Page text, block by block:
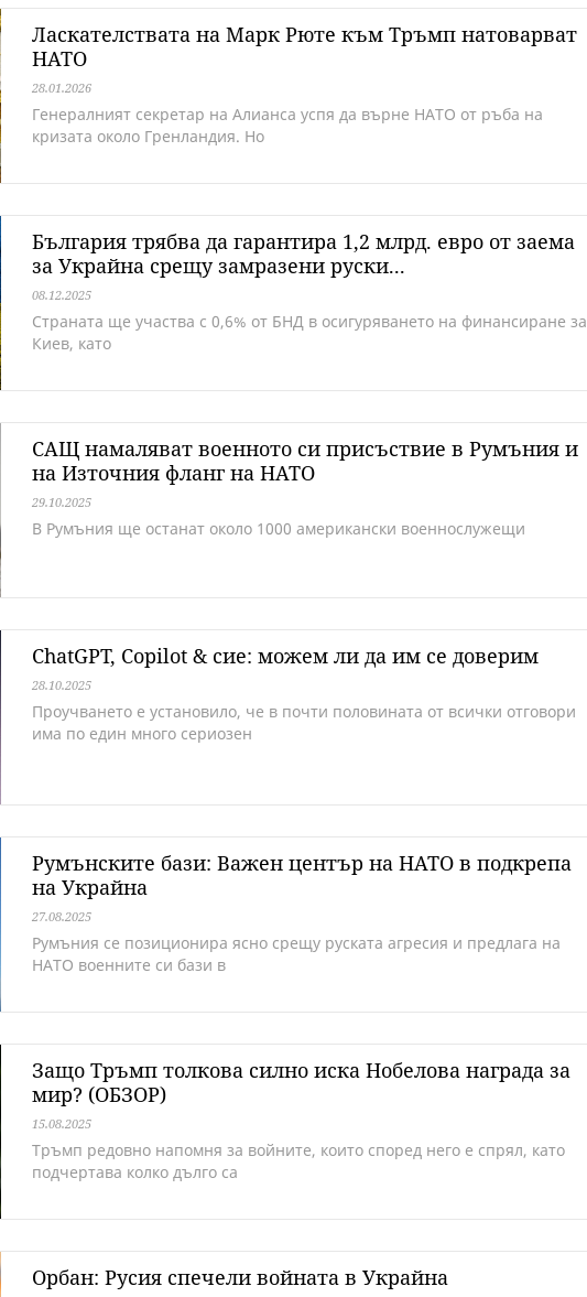
Ласкателствата на Марк Рюте към Тръмп натоварват
НАТО
28.01.2026
Генералният секретар на Алианса успя да върне НАТО от ръба на
кризата около Гренландия. Но
България трябва да гарантира 1,2 млрд. евро от заема
за Украйна срещу замразени руски...
08.12.2025
Страната ще участва с 0,6% от БНД в осигуряването на финансиране за
Киев, като
САЩ намаляват военното си присъствие в Румъния и
на Източния фланг на НАТО
29.10.2025
В Румъния ще останат около 1000 американски военнослужещи
ChatGPT, Copilot & сие: можем ли да им се доверим
28.10.2025
Проучването e установило, че в почти половината от всички отговори
има по един много сериозен
Румънските бази: Важен център на НАТО в подкрепа
на Украйна
27.08.2025
Румъния се позиционира ясно срещу руската агресия и предлага на
НАТО военните си бази в
Защо Тръмп толкова силно иска Нобелова награда за
мир? (ОБЗОР)
15.08.2025
Тръмп редовно напомня за войните, които според него е спрял, като
подчертава колко дълго са
Орбан: Русия спечели войната в Украйна